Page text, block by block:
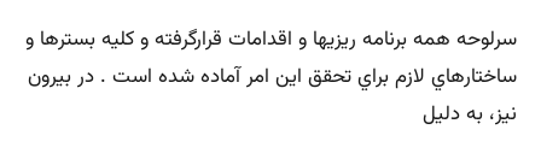
سرلوحه همه برنامه ريزيها و اقدامات قرارگرفته و كليه بسترها و
ساختارهاي لازم براي تحقق اين امر آماده شده است . در بيرون
نيز، به دليل